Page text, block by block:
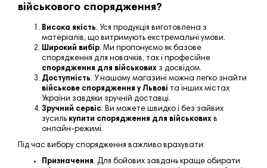
військового спорядження?
Висока якість. Уся продукція виготовлена з
матеріалів, що витримують екстремальні умови.
Широкий вибір. Ми пропонуємо як базове
спорядження для новачків, так і професійне
спорядження для військових з досвідом.
Доступність. У нашому магазині можна легко знайти
військове спорядження у Львові та інших містах
України завдяки зручній доставці.
Зручний сервіс. Ви можете швидко і без зайвих
зусиль купити спорядження для військових в
онлайн-режимі.
Під час вибору спорядження важливо врахувати:
Призначення. Для бойових завдань краще обирати